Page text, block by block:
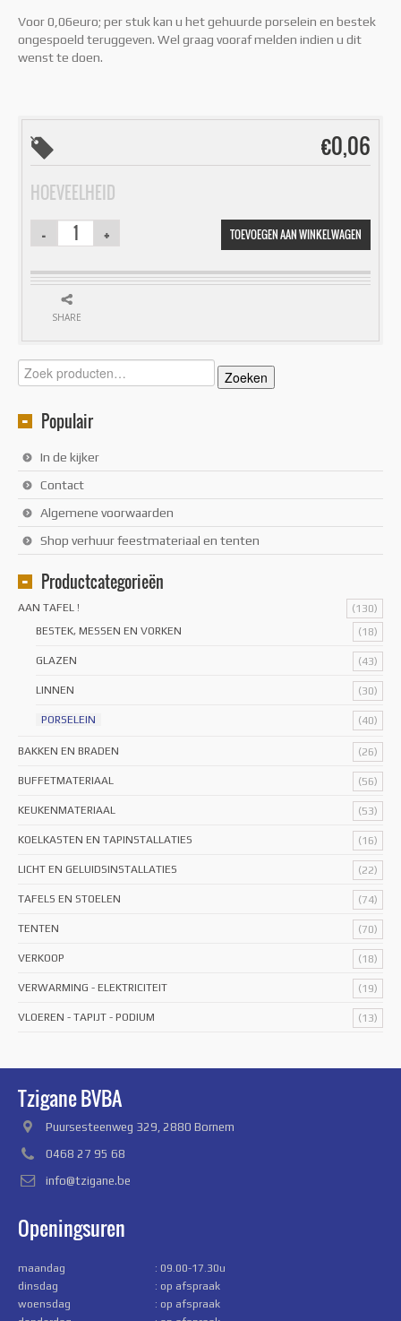
Voor 0,06euro; per stuk kan u het gehuurde porselein en bestek
ongespoeld teruggeven. Wel graag vooraf melden indien u dit
wenst te doen.
€0,06
HOEVEELHEID
TOEVOEGEN AAN WINKELWAGEN
SHARE
Zoeken
naar:
Zoeken
Populair
In de kijker
Contact
Algemene voorwaarden
Shop verhuur feestmateriaal en tenten
Productcategorieën
AAN TAFEL !
(130)
BESTEK, MESSEN EN VORKEN
(18)
GLAZEN (43)
LINNEN (30)
PORSELEIN (40)
BAKKEN EN BRADEN (26)
BUFFETMATERIAAL (56)
KEUKENMATERIAAL (53)
KOELKASTEN EN TAPINSTALLATIES (16)
LICHT EN GELUIDSINSTALLATIES (22)
TAFELS EN STOELEN (74)
TENTEN (70)
VERKOOP (18)
VERWARMING - ELEKTRICITEIT (19)
VLOEREN - TAPIJT - PODIUM (13)
Tzigane BVBA
Puursesteenweg 329, 2880 Bornem
0468 27 95 68
info@tzigane.be
Openingsuren
maandag
: 09.00-17.30u
dinsdag
: op afspraak
woensdag
: op afspraak